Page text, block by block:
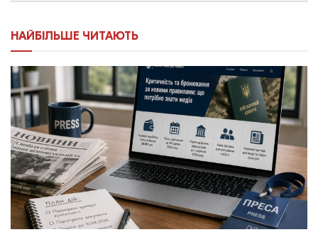
НАЙБІЛЬШЕ ЧИТАЮТЬ